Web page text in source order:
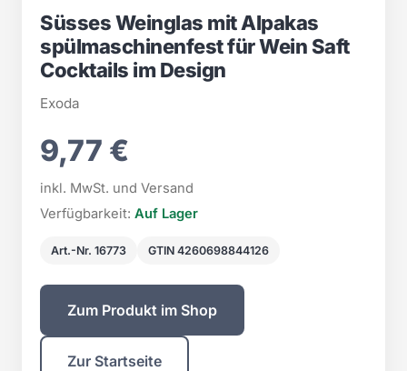
Süsses Weinglas mit Alpakas
spülmaschinenfest für Wein Saft
Cocktails im Design
Exoda
9,77 €
inkl. MwSt. und Versand
Verfügbarkeit: Auf Lager
Art.-Nr. 16773 GTIN 4260698844126
Zum Produkt im Shop
Zur Startseite